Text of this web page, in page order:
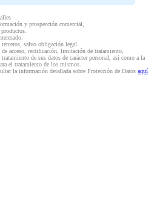
y prospección comercial,
terceros, salvo obligación legal.
de acceso, rectificación, limitación de tratamiento,
de sus datos de carácter personal, así como a la
el tratamiento de los mismos.
la información detallada sobre Protección de Datos aquí.